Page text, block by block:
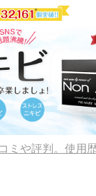
ミや評判。使用